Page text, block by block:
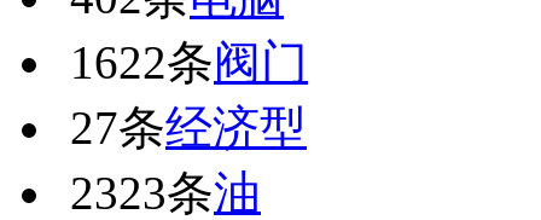
1622条阀门
27条经济型
2323条油